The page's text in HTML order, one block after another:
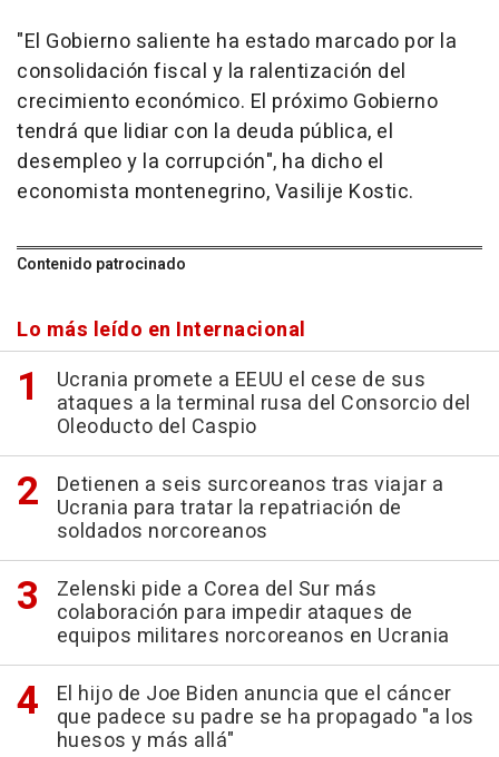
"El Gobierno saliente ha estado marcado por la
consolidación fiscal y la ralentización del
crecimiento económico. El próximo Gobierno
tendrá que lidiar con la deuda pública, el
desempleo y la corrupción", ha dicho el
economista montenegrino, Vasilije Kostic.
Contenido patrocinado
Lo más leído en Internacional
Ucrania promete a EEUU el cese de sus
ataques a la terminal rusa del Consorcio del
Oleoducto del Caspio
Detienen a seis surcoreanos tras viajar a
Ucrania para tratar la repatriación de
soldados norcoreanos
Zelenski pide a Corea del Sur más
colaboración para impedir ataques de
equipos militares norcoreanos en Ucrania
El hijo de Joe Biden anuncia que el cáncer
que padece su padre se ha propagado "a los
huesos y más allá"